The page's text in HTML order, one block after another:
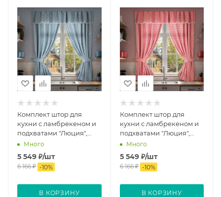
Комплект штор для
кухни с ламбрекеном и
подхватами "Люция",
136х175см 2 шт, голубой
Много
5 549 ₽/шт
6 166₽ -10%
В КОРЗИНУ
Комплект штор для
кухни с ламбрекеном и
подхватами "Люция",
136х175см 2 шт, красный
Много
5 549₽/шт
6 166₽ -10%
В КОРЗИНУ